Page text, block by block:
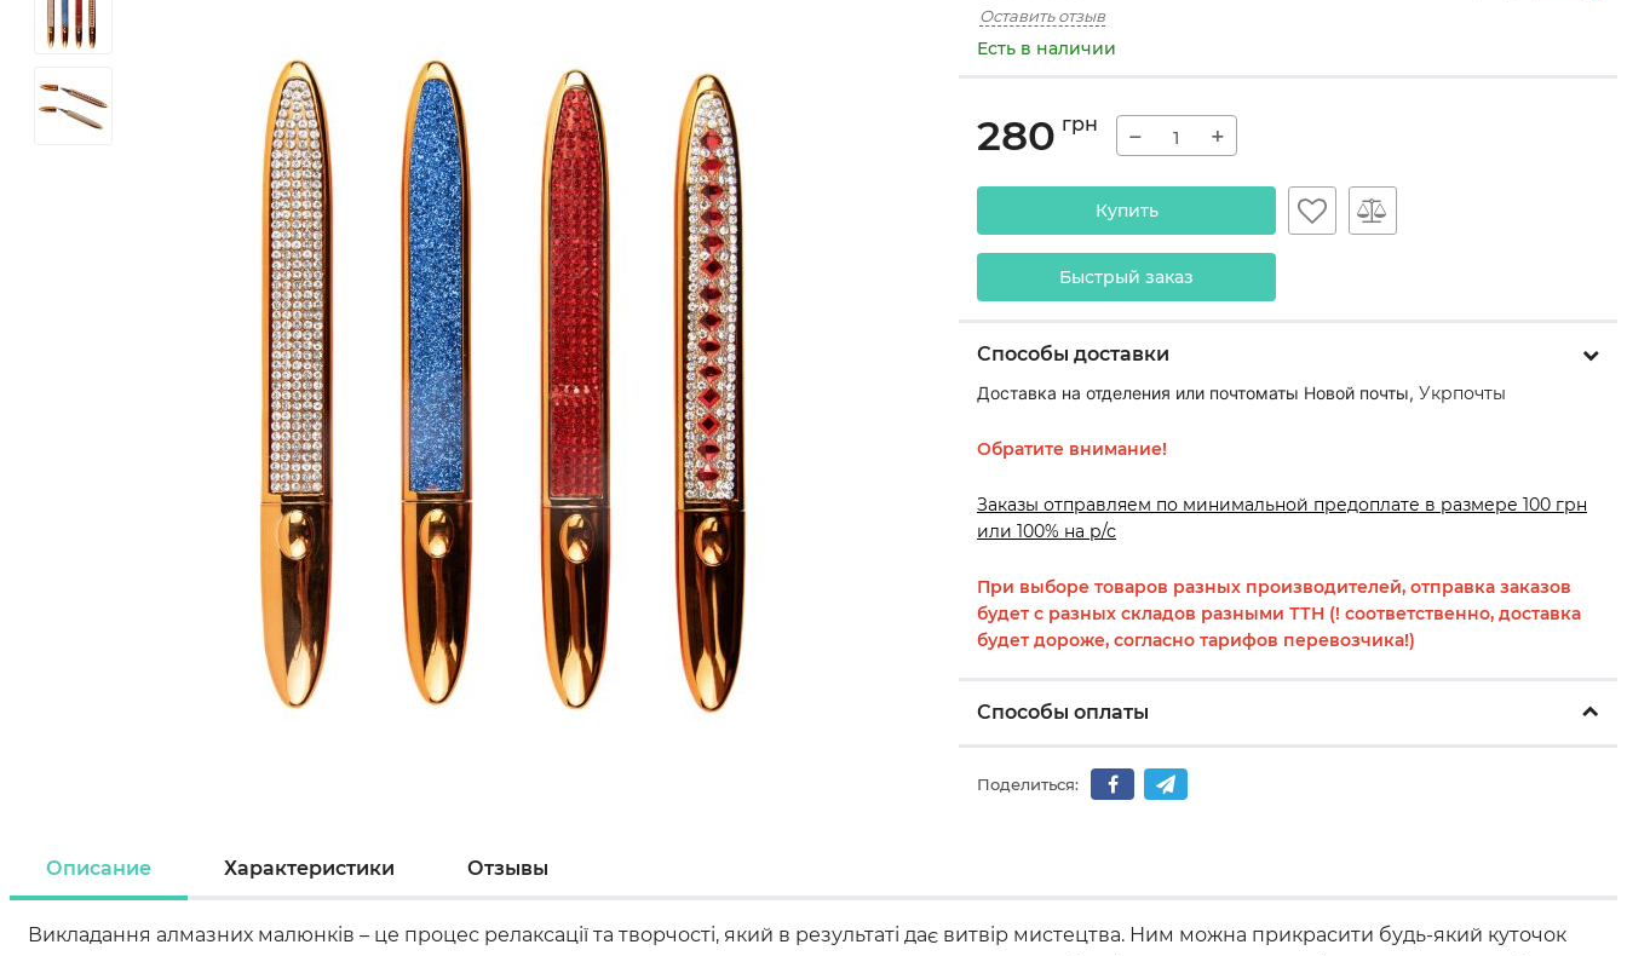
Оставить отзыв
Есть в наличии
280 грн − +
Купить
Быстрый заказ
Способы доставки
Доставка на отделения или почтоматы Новой почты, Укрпочты
Обратите внимание!
Заказы отправляем по минимальной предоплате в размере 100 грн
или 100% на р/с
При выборе товаров разных производителей, отправка заказов
будет с разных складов разными ТТН (! соответственно, доставка
будет дороже, согласно тарифов перевозчика!)
Способы оплаты
Поделиться:
Описание Характеристики Отзывы
Викладання алмазних малюнків – це процес релаксації та творчості, який в результаті дає витвір мистецтва. Ним можна прикрасити будь-який куточок